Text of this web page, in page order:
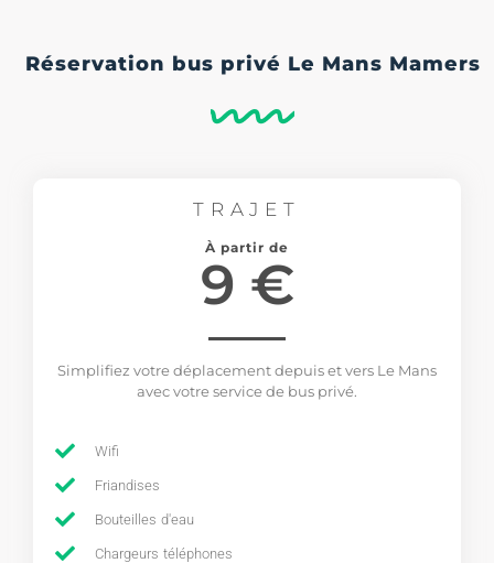
Réservation bus privé Le Mans Mamers
TRAJET
À partir de
9 €
Simplifiez votre déplacement depuis et vers Le Mans
avec votre service de bus privé.
Wifi
Friandises
Bouteilles d'eau
Chargeurs téléphones